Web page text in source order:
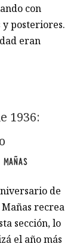
con
posteriores.
eran
1936:
de
recrea
sección, lo
el año más